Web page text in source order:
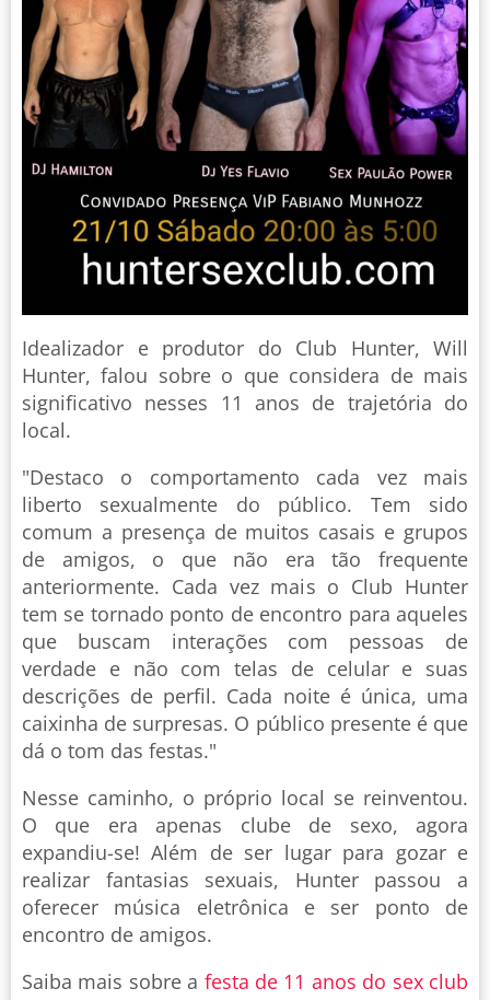
Idealizador e produtor do Club Hunter, Will
Hunter, falou sobre o que considera de mais
significativo nesses 11 anos de trajetória do
local.
"Destaco o comportamento cada vez mais
liberto sexualmente do público. Tem sido
comum a presença de muitos casais e grupos
de amigos, o que não era tão frequente
anteriormente. Cada vez mais o Club Hunter
tem se tornado ponto de encontro para aqueles
que buscam interações com pessoas de
verdade e não com telas de celular e suas
descrições de perfil. Cada noite é única, uma
caixinha de surpresas. O público presente é que
dá o tom das festas."
Nesse caminho, o próprio local se reinventou.
O que era apenas clube de sexo, agora
expandiu-se! Além de ser lugar para gozar e
realizar fantasias sexuais, Hunter passou a
oferecer música eletrônica e ser ponto de
encontro de amigos.
Saiba mais sobre a festa de 11 anos do sex club